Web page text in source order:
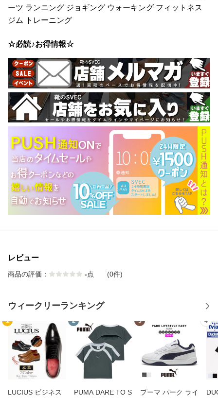
ーツ ランニング ジョギング ウォーキング フィットネス
ジム トレーニング
☆必読♪お得情報☆
レビュー
商品の評価： -点 (0件)
ウィークリーランキング
1
LUCIUS ビジネス
2
PUMA DARE TO S
3
プーマ パーク ライ
4